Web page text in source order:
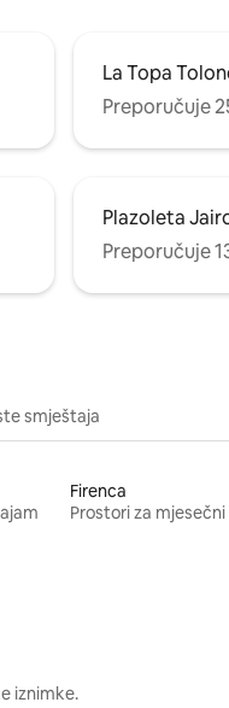
La Topa
Preporučuje
Plazoleta
Preporučuje
smještaja
Firenca
Prostori za
iznimke.